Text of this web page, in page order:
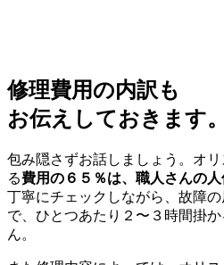
修理費用の内訳も
お伝えしておきます。
包み隠さずお話しましょう。オ
る費用の６５％は、職人さんの人
丁寧にチェックしながら、故障
で、ひとつあたり２〜３時間掛
ん。